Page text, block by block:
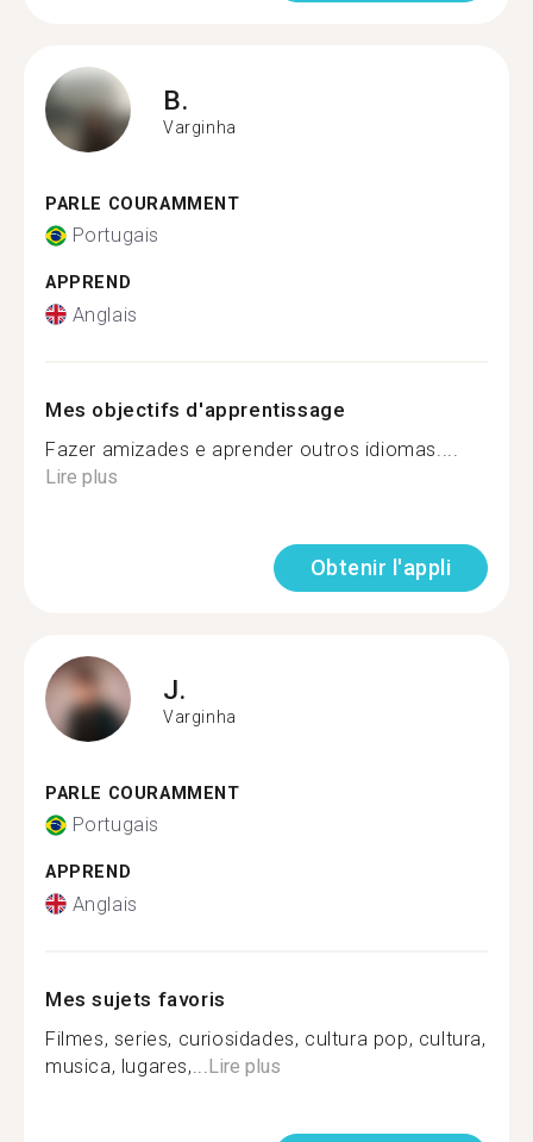
B.
Varginha
PARLE COURAMMENT
Portugais
APPREND
Anglais
Mes objectifs d'apprentissage
Fazer amizades e aprender outros idiomas....
Lire plus
Obtenir l'appli
J.
Varginha
PARLE COURAMMENT
Portugais
APPREND
Anglais
Mes sujets favoris
Filmes, series, curiosidades, cultura pop, cultura,
musica, lugares,... Lire plus